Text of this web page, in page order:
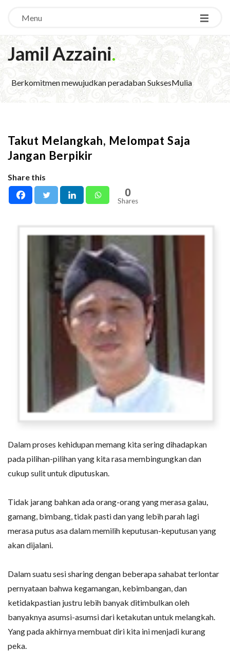
Menu
Jamil Azzaini.
Berkomitmen mewujudkan peradaban SuksesMulia
Takut Melangkah, Melompat Saja
Jangan Berpikir
Share this
0
Shares
Dalam proses kehidupan memang kita sering dihadapkan
pada pilihan-pilihan yang kita rasa membingungkan dan
cukup sulit untuk diputuskan.
Tidak jarang bahkan ada orang-orang yang merasa galau,
gamang, bimbang, tidak pasti dan yang lebih parah lagi
merasa putus asa dalam memilih keputusan-keputusan yang
akan dijalani.
Dalam suatu sesi sharing dengan beberapa sahabat terlontar
pernyataan bahwa kegamangan, kebimbangan, dan
ketidakpastian justru lebih banyak ditimbulkan oleh
banyaknya asumsi-asumsi dari ketakutan untuk melangkah.
Yang pada akhirnya membuat diri kita ini menjadi kurang
peka.